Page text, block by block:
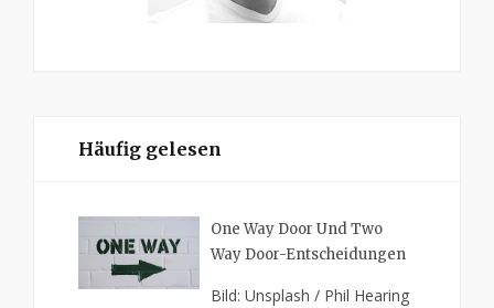
Häufig gelesen
One Way Door Und Two
Way Door-Entscheidungen
Bild: Unsplash / Phil Hearing